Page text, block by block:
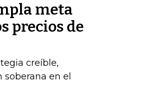
meta
precios de
creíble,
en el